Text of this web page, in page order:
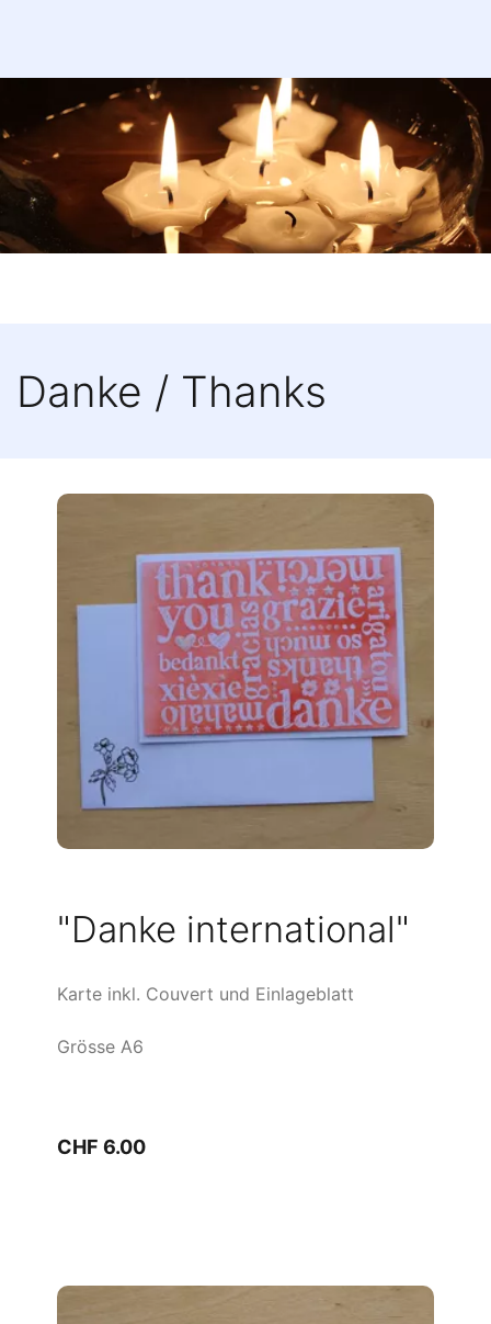
Danke / Thanks
"Danke international"
Karte inkl. Couvert und Einlageblatt
Grösse A6
CHF 6.00